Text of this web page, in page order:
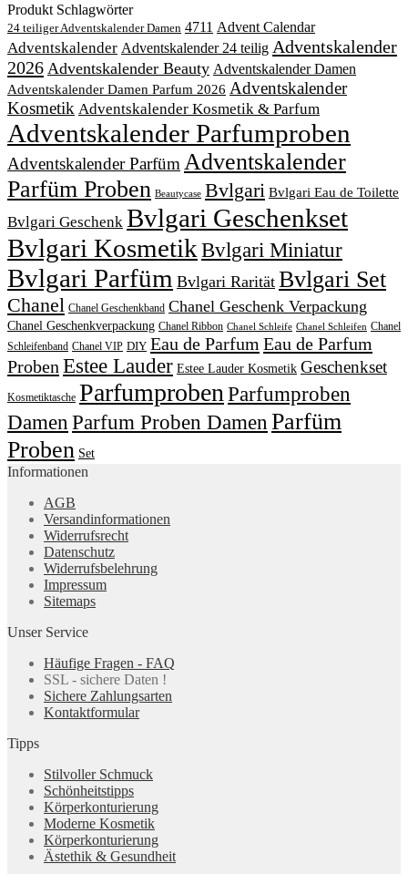
Produkt Schlagwörter
24 teiliger Adventskalender Damen 4711 Advent Calendar
Adventskalender Adventskalender 24 teilig Adventskalender
2026 Adventskalender Beauty Adventskalender Damen
Adventskalender Damen Parfum 2026 Adventskalender
Kosmetik Adventskalender Kosmetik & Parfum
Adventskalender Parfumproben
Adventskalender Parfüm Adventskalender
Parfüm Proben Beautycase Bvlgari Bvlgari Eau de Toilette
Bvlgari Geschenk Bvlgari Geschenkset
Bvlgari KosmetikBvlgari Miniatur
Bvlgari Parfüm Bvlgari Rarität Bvlgari Set
Chanel Chanel Geschenkband Chanel Geschenk Verpackung
Chanel Geschenkverpackung Chanel Ribbon Chanel Schleife Chanel Schleifen Chanel
Schleifenband Chanel VIP DIY Eau de Parfum Eau de Parfum
Proben Estee Lauder Estee Lauder Kosmetik Geschenkset
Kosmetiktasche Parfumproben Parfumproben
Damen Parfum Proben Damen Parfüm
Proben Set
Informationen
AGB
Versandinformationen
Widerrufsrecht
Datenschutz
Widerrufsbelehrung
Impressum
Sitemaps
Unser Service
Häufige Fragen - FAQ
SSL - sichere Daten !
Sichere Zahlungsarten
Kontaktformular
Tipps
Stilvoller Schmuck
Schönheitstipps
Körperkonturierung
Moderne Kosmetik
Körperkonturierung
Ästethik & Gesundheit